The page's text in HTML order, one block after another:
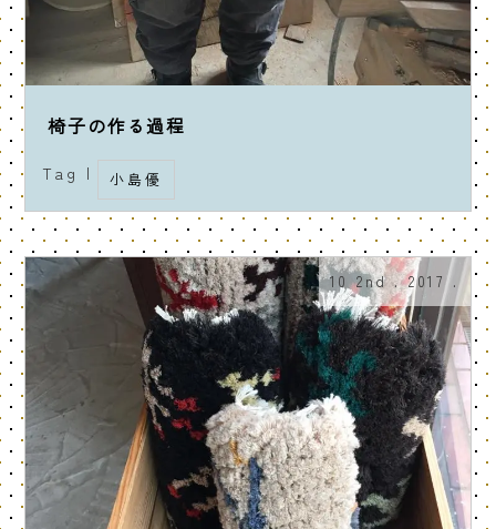
椅子の作る過程
Tag | 小島優
10 2nd . 2017 .